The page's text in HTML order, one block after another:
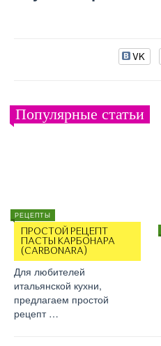
VK
Популярные статьи
РЕЦЕПТЫ
ПРОСТОЙ РЕЦЕПТ
ПАСТЫ КАРБОНАРА
(CARBONARA)
Для любителей
итальянской кухни,
предлагаем простой
рецепт …